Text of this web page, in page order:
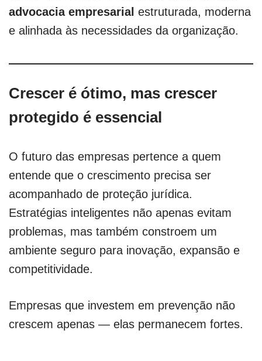
advocacia empresarial estruturada, moderna
e alinhada às necessidades da organização.
Crescer é ótimo, mas crescer
protegido é essencial
O futuro das empresas pertence a quem
entende que o crescimento precisa ser
acompanhado de proteção jurídica.
Estratégias inteligentes não apenas evitam
problemas, mas também constroem um
ambiente seguro para inovação, expansão e
competitividade.
Empresas que investem em prevenção não
crescem apenas — elas permanecem fortes.